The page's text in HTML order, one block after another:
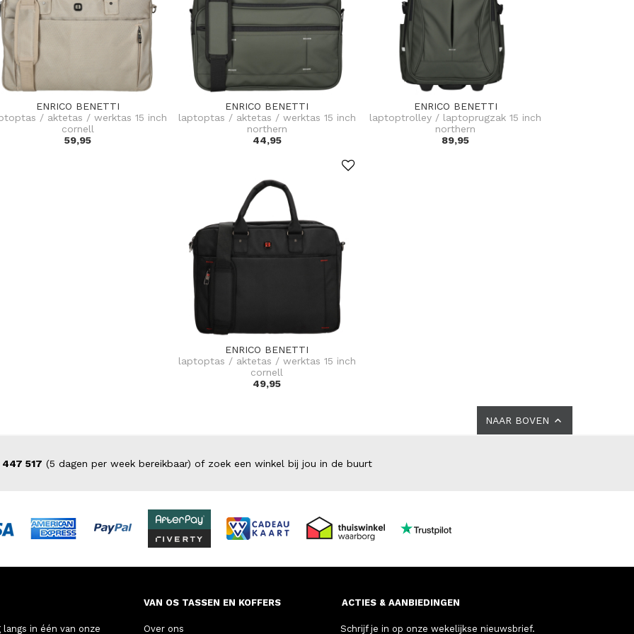
ENRICO BENETTI
/ aktetas / werktas 15 inch
cornell
59,95
ENRICO BENETTI
laptoptas / aktetas / werktas 15 inch
northern
44,95
ENRICO BENETTI
laptoptrolley / laptoprugzak 15 inch
northern
89,95
ENRICO BENETTI
laptoptas / aktetas / werktas 15 inch
cornell
49,95
NAAR BOVEN
517 (5 dagen per week bereikbaar) of zoek een winkel bij jou in de buurt
langs in één van onze
VAN OS TASSEN EN KOFFERS
Over ons
ACTIES & AANBIEDINGEN
Schrijf je in op onze wekelijkse nieuwsbrief.